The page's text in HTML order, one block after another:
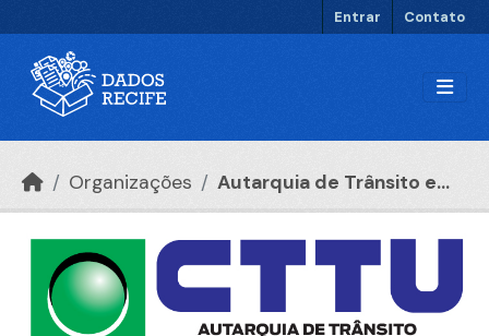
Entrar Contato
Organizações Autarquia de Trânsito e...